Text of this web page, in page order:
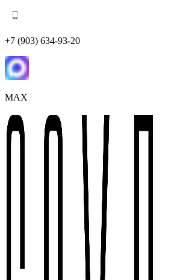
+7 (903) 634-93-20
MAX